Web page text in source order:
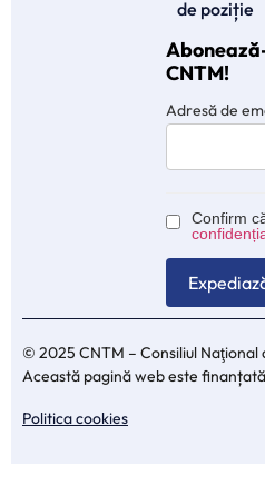
de poziție
CNTM!
Adresă de
Confirm
© 2025 CNTM – Consiliul Naţional
Această pagină web este
Politica cookies